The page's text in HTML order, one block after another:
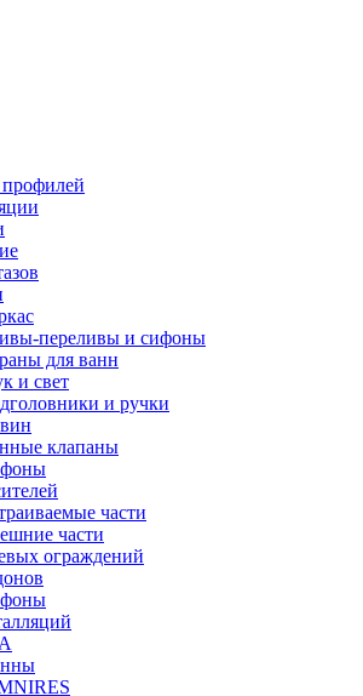
переливы и сифоны
для ванн
и свет
и ручки
клапаны
части
части
ограждений